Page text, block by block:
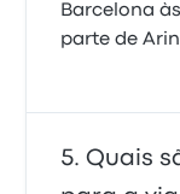
Barcelona
parte de
Quais